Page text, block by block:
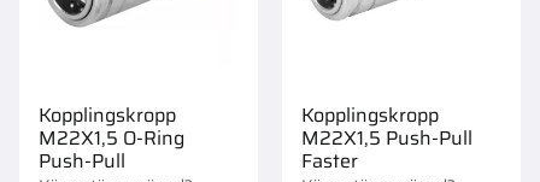
Kopplingskropp
M22X1,5 O-Ring
Push-Pull
Kopplingskropp
M22X1,5 Push-Pull
Faster